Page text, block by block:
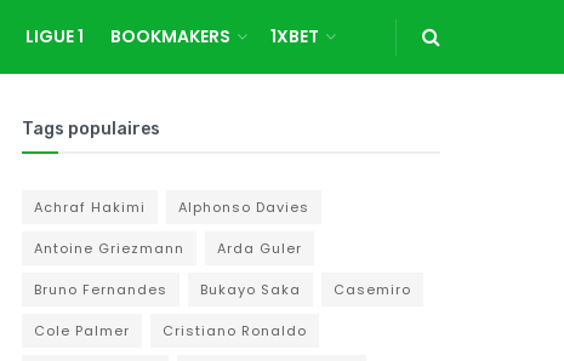
LIGUE 1 BOOKMAKERS 1XBET
Tags populaires
Achraf Hakimi Alphonso Davies
Antoine Griezmann Arda Guler
Bruno Fernandes Bukayo Saka Casemiro
Cole Palmer Cristiano Ronaldo